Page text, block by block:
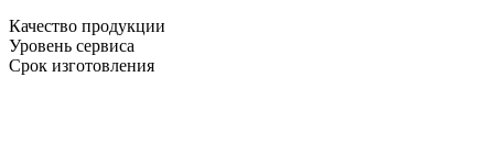
Качество продукции
Уровень сервиса
Срок изготовления